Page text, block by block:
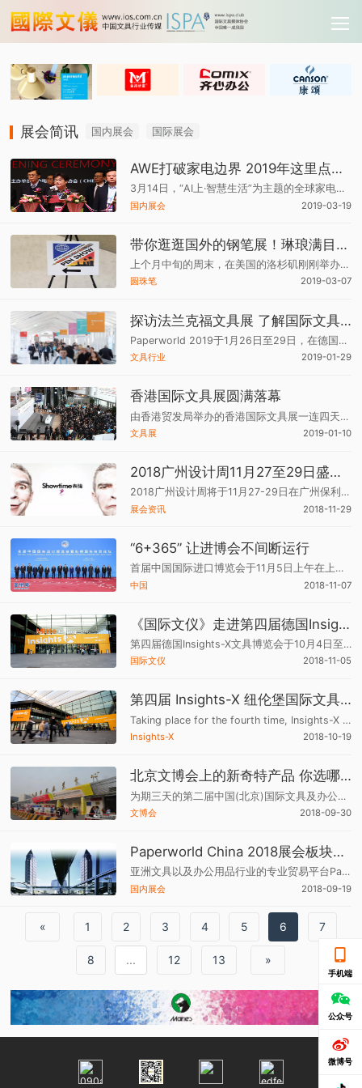
展会简讯 国内展会 国际展会
AWE打破家电边界 2019年这里点燃一场AI中国梦
3月14日，“AI上·智慧生活”为主题的全球家电与消费电子行业盛事——2019年中国家电及消费电子博览会，(简称AWE2019）在上海新国际博览中心开幕。让更多的人见证了中国制造业的活力，以及科技创新的持续性。
国内展会 2019-03-19
带你逛逛国外的钢笔展！琳琅满目的笔墨能让人掏空钱包！
上个月中旬的周末，在美国的洛杉矶刚刚举办过一场钢笔展，现场很热闹，让人真的很想参与！
圆珠笔 2019-03-07
探访法兰克福文具展 了解国际文具潮流发展趋势
Paperworld 2019于1月26日至29日，在德国法兰克福国际展览中心举行。
文具行业 2019-01-29
香港国际文具展圆满落幕
由香港贸发局举办的香港国际文具展一连四天于香港会议展览中心举行，同期举行的还有香港玩具展、香港贸发局香港婴儿用品展，三展合共吸引接近3,000家环球展商，展示各类创新产品。
文具展 2019-01-10
2018广州设计周11月27至29日盛大举办
2018广州设计周将于11月27-29日在广州保利世贸博览馆盛大举办，展览规模较去年增长近80%，展出面积达9万㎡，共设9个展馆， 汇聚了20多个国家的700多家设计、艺术、材料、家居、智能和高级定制等领域的品牌商和机构等。
展会资讯 2018-11-29
“6+365” 让进博会不间断运行
首届中国国际进口博览会于11月5日上午在上海隆重开幕，共有172个国家、地区和国际组织参会，3600多家企业参展，规模空前。进博会将“6天+365天”不间断运行，打造“永不落幕的进博会”。
中国 2018-11-07
《国际文仪》走进第四届德国Insights-X文具博览会
第四届德国Insights-X文具博览会于10月4日至6日在德国纽伦堡展览中心举行，本次展览面积约为26,500平方米，汇聚39个国家及地区的311家展商前来参展。《国际文仪》亦受邀前往现场，感受德国文具业的氛围。
国际文仪 2018-11-05
第四届 Insights-X 纽伦堡国际文具行业品牌博览会
Taking place for the fourth time, Insights-X has clearly matured into a brand trade fair. 5,512 trade buyers (2017: 5,578) from 92 countries travelled to Nuremberg from 4 to 6 October 2018 to experience for themselves the unique atmosphere
Insights-X 2018-10-19
北京文博会上的新奇特产品 你选哪一样？
为期三天的第二届中国(北京)国际文具及办公用品博览会于9月29日圆满落幕，《国际文仪》亲临现场，为大家搜罗了不少新奇特产品。下面挑出了十件介绍给大家，一起来看看吧
文博会 2018-09-30
Paperworld China 2018展会板块规划全面升级，颠覆传统,看见未来
亚洲文具以及办公用品行业的专业贸易平台Paperworld China中国国际文具及办公用品展览会今年将于11月22至24日在上海虹桥国家会展中心5.2号馆举办。斑马、晨光科力普、马印宁波贝发、青岛昌隆、日本百乐、汕头杰隆、深圳齐心、台湾雄狮、浙江广博等众多国内外知名品牌参
国内展会 2018-09-19
« 1 2 3 4 5 6 7
8 ... 12 13 »
手机端
公众号
微博号